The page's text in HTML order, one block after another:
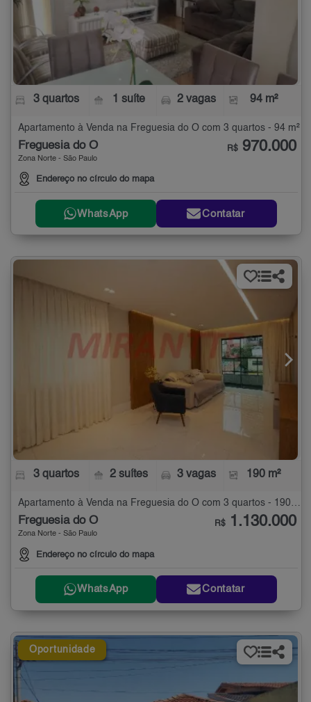
3 quartos 1 suíte 2 vagas 94 m²
Apartamento à Venda na Freguesia do Ó com 3 quartos - 94 m²
Freguesia do Ó
Zona Norte - São Paulo
Endereço no círculo do mapa
R$ 970.000
WhatsApp Contatar
3 quartos 2 suítes 3 vagas 190 m²
Apartamento à Venda na Freguesia do Ó com 3 quartos - 190 m²
Freguesia do Ó
Zona Norte - São Paulo
Endereço no círculo do mapa
R$ 1.130.000
WhatsApp Contatar
Oportunidade